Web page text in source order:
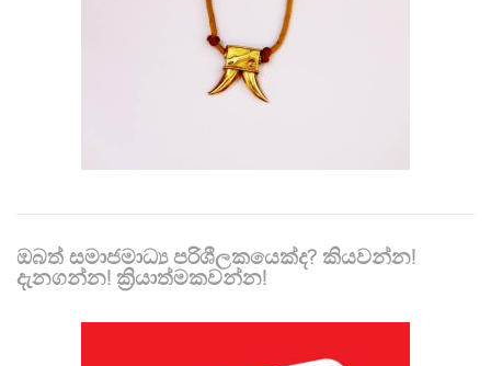
ඔබත් සමාජමාධ්‍ය පරිශීලකයෙක්ද? කියවන්න!
දැනගන්න! ක්‍රියාත්මකවන්න!